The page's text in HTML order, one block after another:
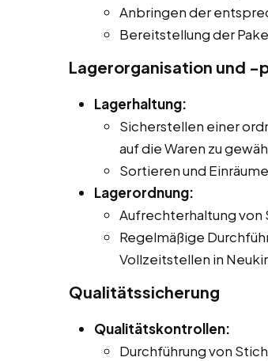
Anbringen der
Bereitstellung der
Lagerorganisation und -
Lagerhaltung:
Sicherstellen einer
auf die Waren zu
Sortieren und
Lagerordnung:
Aufrechterhaltung von
Regelmäßige
Vollzeitstellen in
Qualitätssicherung
Qualitätskontrollen:
Durchführung von